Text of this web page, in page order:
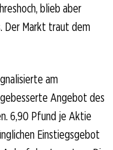
blieb aber
Der Markt traut dem
am
Angebot des
6,90 Pfund je Aktie
Einstiegsgebot